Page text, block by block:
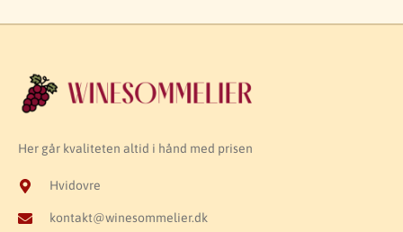
Her går kvaliteten altid i hånd med prisen
Hvidovre
kontakt@winesommelier.dk